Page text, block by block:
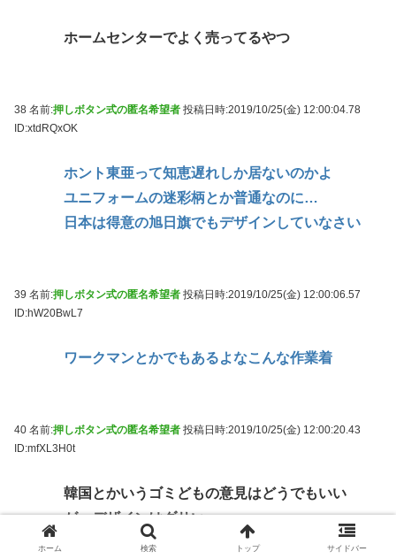
ホームセンターでよく売ってるやつ
38 名前:押しボタン式の匿名希望者 投稿日時:2019/10/25(金) 12:00:04.78
ID:xtdRQxOK
ホント東亜って知恵遅れしか居ないのかよ
ユニフォームの迷彩柄とか普通なのに…
日本は得意の旭日旗でもデザインしていなさい
39 名前:押しボタン式の匿名希望者 投稿日時:2019/10/25(金) 12:00:06.57
ID:hW20BwL7
ワークマンとかでもあるよなこんな作業着
40 名前:押しボタン式の匿名希望者 投稿日時:2019/10/25(金) 12:00:20.43
ID:mfXL3H0t
韓国とかいうゴミどもの意見はどうでもいい
が、デザインはダサい
ホーム 検索 トップ サイドバー